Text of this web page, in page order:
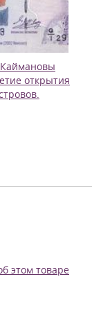
открытия
этом товаре